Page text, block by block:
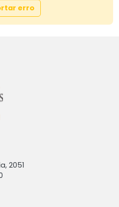
erro
2051